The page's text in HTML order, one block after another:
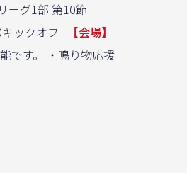
ーグ1部 第10節
ックオフ
【会場】
です。 ・鳴り物応援